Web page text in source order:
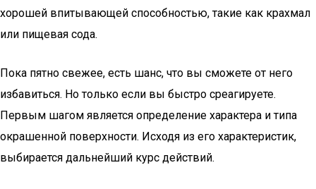
хорошей впитывающей способностью, такие как крахмал
или пищевая сода.
Пока пятно свежее, есть шанс, что вы сможете от него
избавиться. Но только если вы быстро среагируете.
Первым шагом является определение характера и типа
окрашенной поверхности. Исходя из его характеристик,
выбирается дальнейший курс действий.